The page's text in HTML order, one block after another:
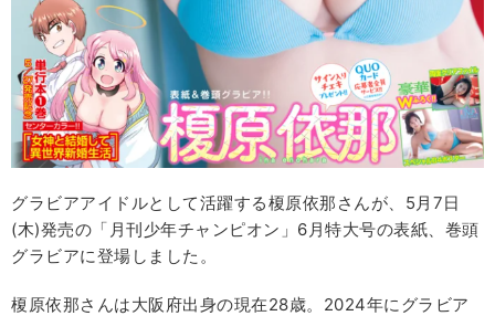
グラビアアイドルとして活躍する榎原依那さんが、5月7日
(木)発売の「月刊少年チャンピオン」6月特大号の表紙、巻頭
グラビアに登場しました。
榎原依那さんは大阪府出身の現在28歳。2024年にグラビア